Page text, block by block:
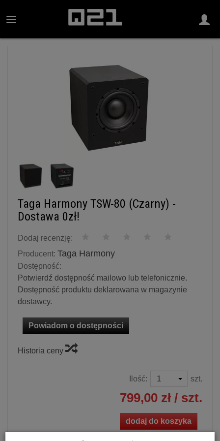
Taga Harmony TSW-80 (Czarny) -
Dostawa 0zł!
Dodaj recenzję:
Producent: Taga Harmony
Dostępność:
Potwierdź dostępność mailowo lub telefonicznie.
Dostępność produktu deklarowana w magazynie
dostawcy.
Powiadom o dostępności
Historia ceny
Ilość: szt.
799,00 zł / szt.
dodaj do koszyka